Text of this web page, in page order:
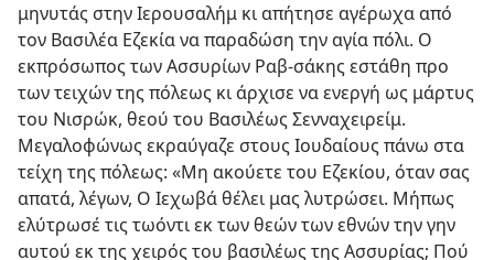
μηνυτάς στην Ιερουσαλήμ κι απήτησε αγέρωχα από
τον Βασιλέα Εζεκία να παραδώση την αγία πόλι. Ο
εκπρόσωπος των Ασσυρίων Ραβ-σάκης εστάθη προ
των τειχών της πόλεως κι άρχισε να ενεργή ως μάρτυς
του Νισρώκ, θεού του Βασιλέως Σενναχειρείμ.
Μεγαλοφώνως εκραύγαζε στους Ιουδαίους πάνω στα
τείχη της πόλεως: «Μη ακούετε του Εζεκίου, όταν σας
απατά, λέγων, Ο Ιεχωβά θέλει μας λυτρώσει. Μήπως
ελύτρωσέ τις τωόντι εκ των θεών των εθνών την γην
αυτού εκ της χειρός του βασιλέως της Ασσυρίας; Πού